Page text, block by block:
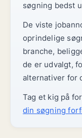
søgning bedst
De viste
oprindelige
branche,
de er udvalgt,
alternativer for
Tag et kig på
din søgning